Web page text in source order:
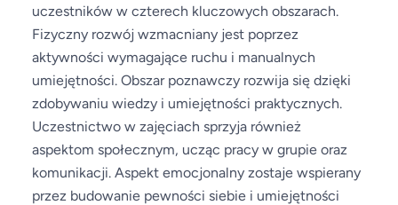
uczestników w czterech kluczowych obszarach.
Fizyczny rozwój wzmacniany jest poprzez
aktywności wymagające ruchu i manualnych
umiejętności. Obszar poznawczy rozwija się dzięki
zdobywaniu wiedzy i umiejętności praktycznych.
Uczestnictwo w zajęciach sprzyja również
aspektom społecznym, ucząc pracy w grupie oraz
komunikacji. Aspekt emocjonalny zostaje wspierany
przez budowanie pewności siebie i umiejętności